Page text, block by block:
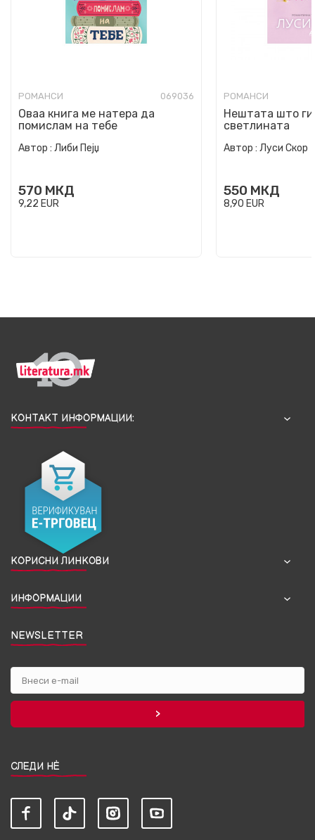
РОМАНСИ 069036
Оваа книга ме натера да
помислам на тебе
Автор : Либи Пејџ
570 МКД
9,22 EUR
РОМАНСИ
Нештата што
светлината
Автор : Луси Скор
550 МКД
8,90 EUR
КОНТАКТ ИНФОРМАЦИИ:
КОРИСНИ ЛИНКОВИ
ИНФОРМАЦИИ
NEWSLETTER
СЛЕДИ НЀ